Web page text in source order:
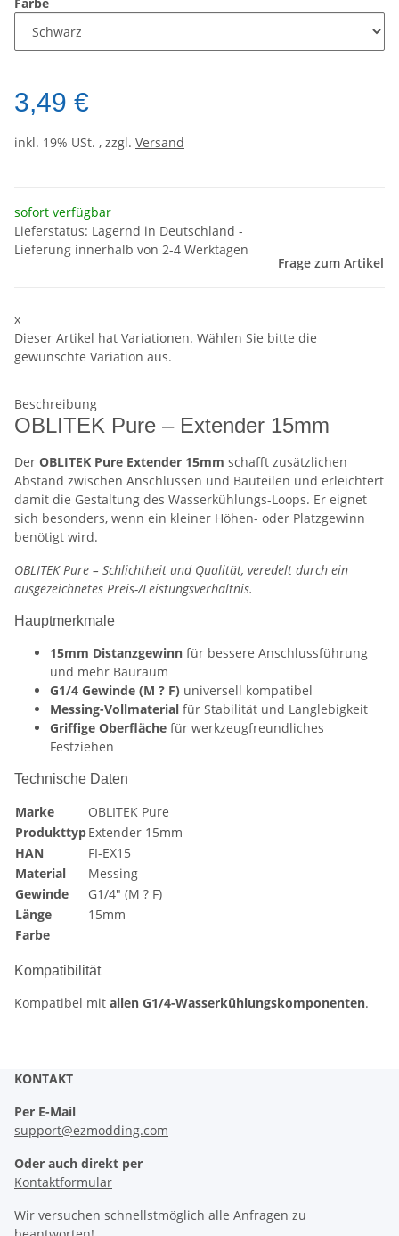
3,49 €
inkl. 19% USt. , zzgl. Versand
sofort verfügbar
Lieferstatus: Lagernd in Deutschland -
Lieferung innerhalb von 2-4 Werktagen
Frage zum Artikel
x
Dieser Artikel hat Variationen. Wählen Sie bitte die
gewünschte Variation aus.
Beschreibung
OBLITEK Pure – Extender 15mm
Der OBLITEK Pure Extender 15mm schafft zusätzlichen
Abstand zwischen Anschlüssen und Bauteilen und erleichtert
damit die Gestaltung des Wasserkühlungs-Loops. Er eignet
sich besonders, wenn ein kleiner Höhen- oder Platzgewinn
benötigt wird.
OBLITEK Pure – Schlichtheit und Qualität, veredelt durch ein
ausgezeichnetes Preis-/Leistungsverhältnis.
Hauptmerkmale
15mm Distanzgewinn für bessere Anschlussführung
und mehr Bauraum
G1/4 Gewinde (M ? F) universell kompatibel
Messing-Vollmaterial für Stabilität und Langlebigkeit
Griffige Oberfläche für werkzeugfreundliches
Festziehen
Technische Daten
Marke
OBLITEK Pure
ProdukttypExtender 15mm
HAN
FI-EX15
Material
Messing
Gewinde
G1/4" (M ? F)
Länge
15mm
Farbe
Kompatibilität
Kompatibel mit allen G1/4-Wasserkühlungskomponenten.
KONTAKT
Per E-Mail
support@ezmodding.com
Oder auch direkt per
Kontaktformular
Wir versuchen schnellstmöglich alle Anfragen zu